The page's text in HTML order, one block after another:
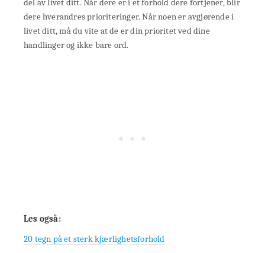
del av livet ditt. Når dere er i et forhold dere fortjener, blir
dere hverandres prioriteringer. Når noen er avgjørende i
livet ditt, må du vite at de er din prioritet ved dine
handlinger og ikke bare ord.
Les også:
20 tegn på et sterk kjærlighetsforhold